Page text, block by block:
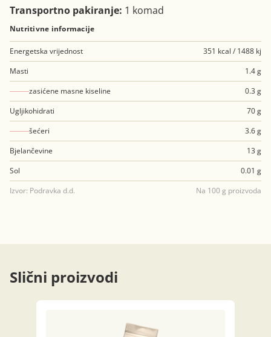
Transportno pakiranje: 1 komad
Nutritivne informacije
Energetska vrijednost
351 kcal / 1488 kj
Masti
1.4 g
zasićene masne kiseline
0.3 g
Ugljikohidrati
70 g
šećeri
3.6 g
Bjelančevine
13 g
Sol
0.01 g
Izvor: Podravka d.d.
Na 100 g proizvoda
Slični proizvodi